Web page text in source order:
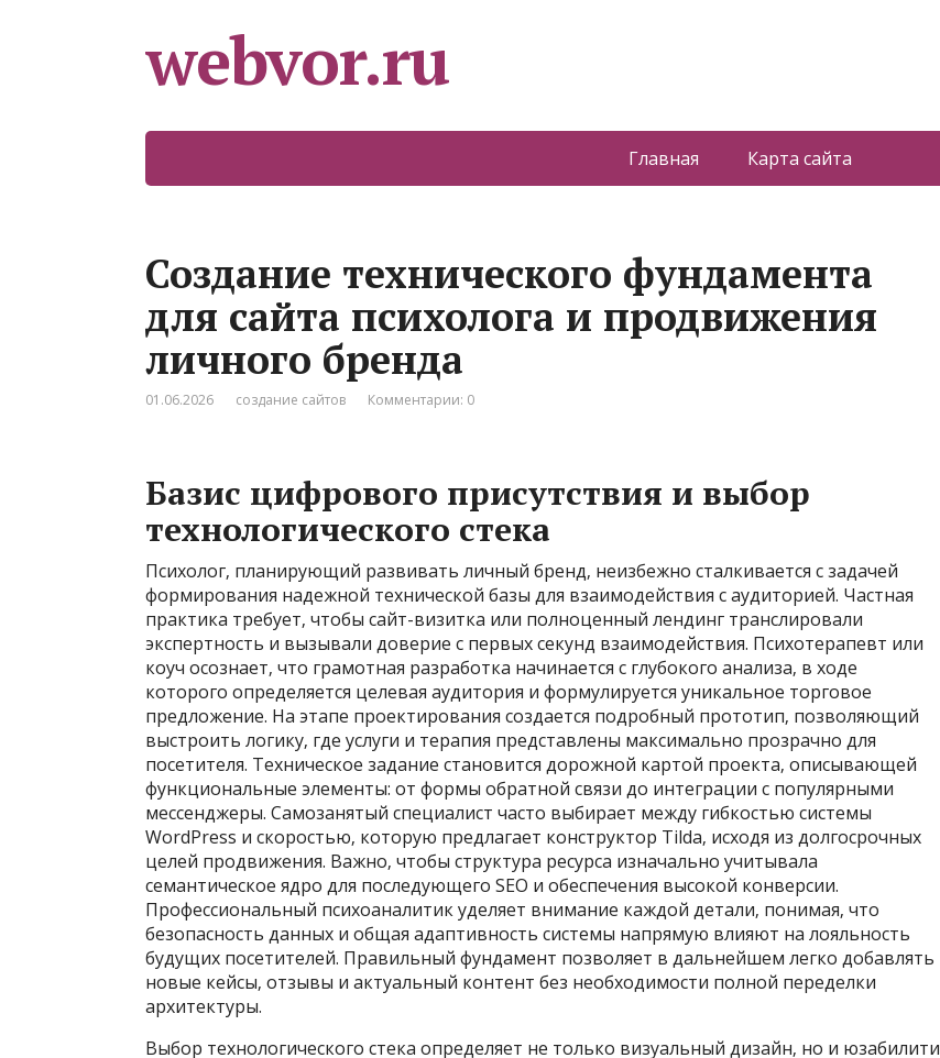
webvor.ru
Главная Карта сайта
Создание технического фундамента
для сайта психолога и продвижения
личного бренда
01.06.2026 создание сайтов Комментарии: 0
Базис цифрового присутствия и выбор
технологического стека
Психолог‚ планирующий развивать личный бренд‚ неизбежно сталкивается с задачей
формирования надежной технической базы для взаимодействия с аудиторией. Частная
практика требует‚ чтобы сайт-визитка или полноценный лендинг транслировали
экспертность и вызывали доверие с первых секунд взаимодействия. Психотерапевт или
коуч осознает‚ что грамотная разработка начинается с глубокого анализа‚ в ходе
которого определяется целевая аудитория и формулируется уникальное торговое
предложение. На этапе проектирования создается подробный прототип‚ позволяющий
выстроить логику‚ где услуги и терапия представлены максимально прозрачно для
посетителя. Техническое задание становится дорожной картой проекта‚ описывающей
функциональные элементы: от формы обратной связи до интеграции с популярными
мессенджеры. Самозанятый специалист часто выбирает между гибкостью системы
WordPress и скоростью‚ которую предлагает конструктор Tilda‚ исходя из долгосрочных
целей продвижения. Важно‚ чтобы структура ресурса изначально учитывала
семантическое ядро для последующего SEO и обеспечения высокой конверсии.
Профессиональный психоаналитик уделяет внимание каждой детали‚ понимая‚ что
безопасность данных и общая адаптивность системы напрямую влияют на лояльность
будущих посетителей. Правильный фундамент позволяет в дальнейшем легко добавлять
новые кейсы‚ отзывы и актуальный контент без необходимости полной переделки
архитектуры.
Выбор технологического стека определяет не только визуальный дизайн‚ но и юзабилити